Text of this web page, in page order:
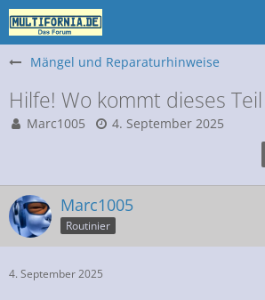
Mängel und Reparaturhinweise
Hilfe! Wo kommt dieses
Marc1005 4. September 2025
Marc1005
Routinier
4. September 2025